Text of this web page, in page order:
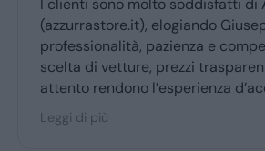
clienti sono molto soddisfatti di
elogiando Giuseppe
pazienza e competenza.
di vetture, prezzi trasparenti e
rendono l’esperienza
per la maggior parte degli
di più